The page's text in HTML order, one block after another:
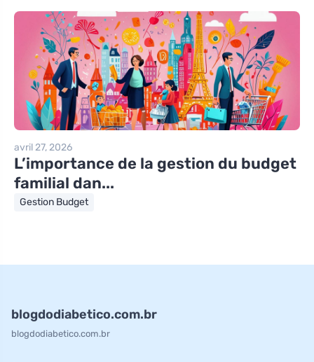
avril 27, 2026
L’importance de la gestion du budget
familial dan...
Gestion Budget
blogdodiabetico.com.br
blogdodiabetico.com.br